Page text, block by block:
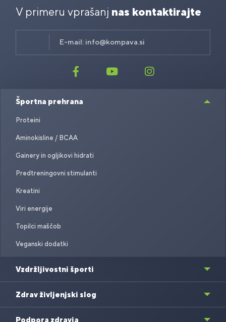
V primeru vprašanj nas kontaktirajte
E-mail: info@kompava.si
Športna prehrana
Proteini
Aminokisline / BCAA
Gainery in ogljikovi hidrati
Predtreningovni stimulanti
Kreatini
Viri energije
Topilci maščob
Veganski dodatki
Vzdržljivostni športi
Zdrav življenjski slog
Podpora zdravja